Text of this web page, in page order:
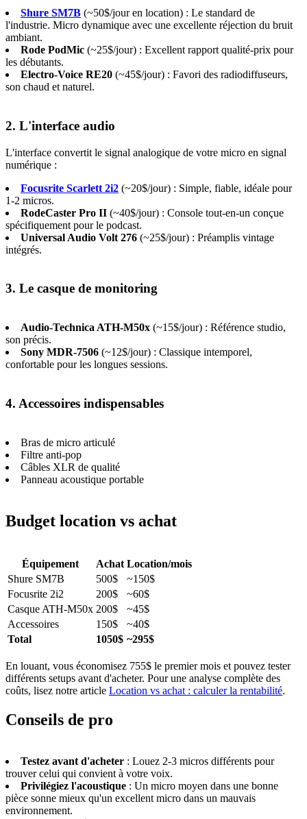
Shure SM7B (~50$/jour en location) : Le standard de
l'industrie. Micro dynamique avec une excellente réjection du bruit
ambiant.
Rode PodMic (~25$/jour) : Excellent rapport qualité-prix pour
les débutants.
Electro-Voice RE20 (~45$/jour) : Favori des radiodiffuseurs,
son chaud et naturel.
2. L'interface audio
L'interface convertit le signal analogique de votre micro en signal
numérique :
Focusrite Scarlett 2i2 (~20$/jour) : Simple, fiable, idéale pour
1-2 micros.
RodeCaster Pro II (~40$/jour) : Console tout-en-un conçue
spécifiquement pour le podcast.
Universal Audio Volt 276 (~25$/jour) : Préamplis vintage
intégrés.
3. Le casque de monitoring
Audio-Technica ATH-M50x (~15$/jour) : Référence studio,
son précis.
Sony MDR-7506 (~12$/jour) : Classique intemporel,
confortable pour les longues sessions.
4. Accessoires indispensables
Bras de micro articulé
Filtre anti-pop
Câbles XLR de qualité
Panneau acoustique portable
Budget location vs achat
Équipement Achat Location/mois
Shure SM7B
500$
~150$
Focusrite 2i2
200$
~60$
Casque ATH-M50x 200$
~45$
Accessoires
150$
~40$
Total
1050$ ~295$
En louant, vous économisez 755$ le premier mois et pouvez tester
différents setups avant d'acheter. Pour une analyse complète des
coûts, lisez notre article Location vs achat : calculer la rentabilité.
Conseils de pro
Testez avant d'acheter : Louez 2-3 micros différents pour
trouver celui qui convient à votre voix.
Privilégiez l'acoustique : Un micro moyen dans une bonne
pièce sonne mieux qu'un excellent micro dans un mauvais
environnement.